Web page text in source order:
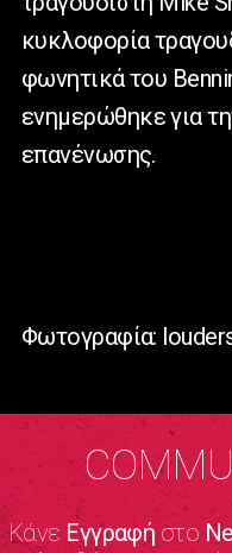
κυκλοφορία
φωνητικά του
ενημερώθηκε για
επανένωσης.
Φωτογραφία:
Κάνε Εγγραφήστο